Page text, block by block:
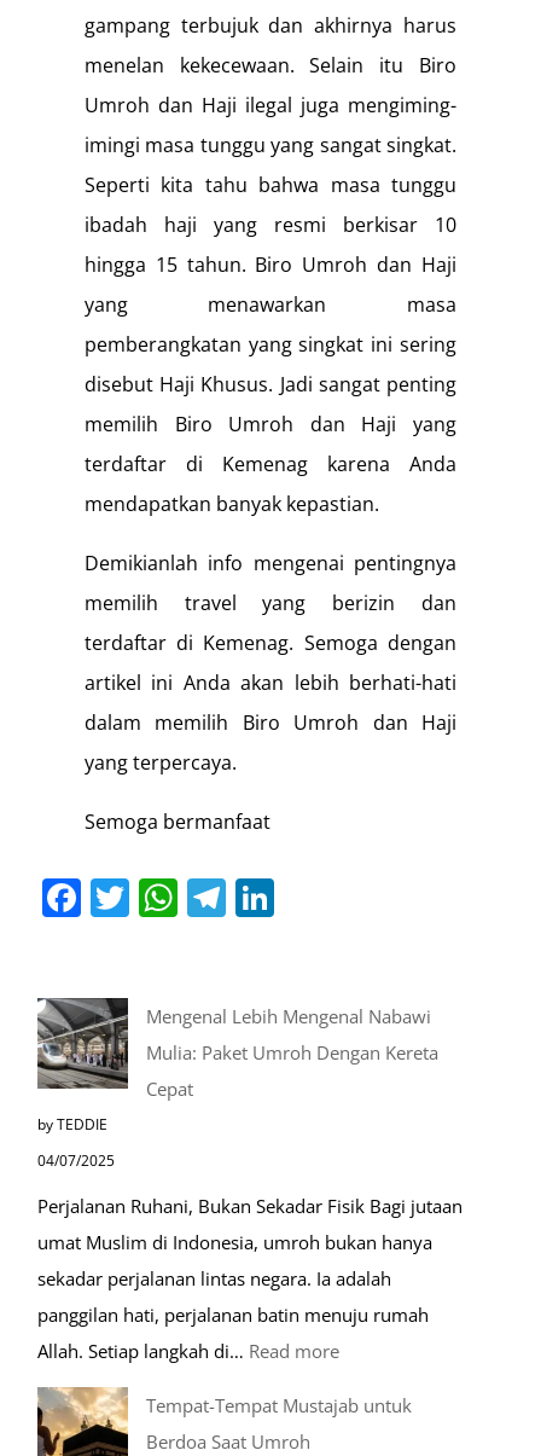
gampang terbujuk dan akhirnya harus
menelan kekecewaan. Selain itu Biro
Umroh dan Haji ilegal juga mengiming-
imingi masa tunggu yang sangat singkat.
Seperti kita tahu bahwa masa tunggu
ibadah haji yang resmi berkisar 10
hingga 15 tahun. Biro Umroh dan Haji
yang menawarkan masa
pemberangkatan yang singkat ini sering
disebut Haji Khusus. Jadi sangat penting
memilih Biro Umroh dan Haji yang
terdaftar di Kemenag karena Anda
mendapatkan banyak kepastian.
Demikianlah info mengenai pentingnya
memilih travel yang berizin dan
terdaftar di Kemenag. Semoga dengan
artikel ini Anda akan lebih berhati-hati
dalam memilih Biro Umroh dan Haji
yang terpercaya.
Semoga bermanfaat
Facebook
Twitter
WhatsApp
Telegram
Mengenal Lebih Mengenal Nabawi
Mulia: Paket Umroh Dengan Kereta
Cepat
by TEDDIE
04/07/2025
Perjalanan Ruhani, Bukan Sekadar Fisik Bagi jutaan
umat Muslim di Indonesia, umroh bukan hanya
sekadar perjalanan lintas negara. Ia adalah
panggilan hati, perjalanan batin menuju rumah
Allah. Setiap langkah di… Read more:
Tempat-Tempat Mustajab untuk
Berdoa Saat Umroh